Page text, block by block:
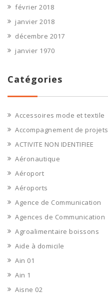
février 2018
janvier 2018
décembre 2017
janvier 1970
Catégories
Accessoires mode et textile
Accompagnement de projets
ACTIVITE NON IDENTIFIEE
Aéronautique
Aéroport
Aéroports
Agence de Communication
Agences de Communication
Agroalimentaire boissons
Aide à domicile
Ain 01
Ain 1
Aisne 02